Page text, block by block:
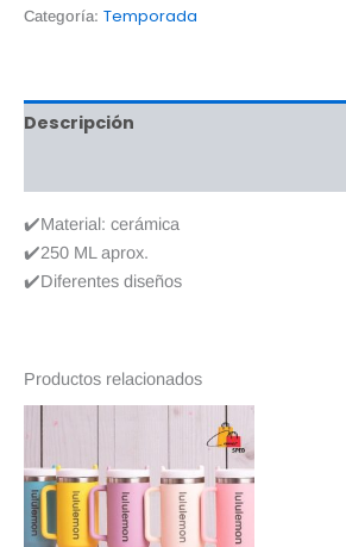
Categoría: Temporada
Descripción
✔️Material: cerámica
✔️250 ML aprox.
✔️Diferentes diseños
Productos relacionados